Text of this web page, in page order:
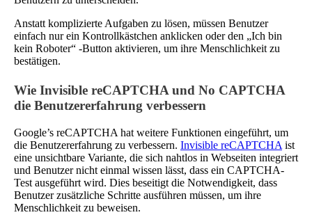
Anstatt komplizierte Aufgaben zu lösen, müssen Benutzer
einfach nur ein Kontrollkästchen anklicken oder den „Ich bin
kein Roboter“ -Button aktivieren, um ihre Menschlichkeit zu
bestätigen.
Wie Invisible reCAPTCHA und No CAPTCHA
die Benutzererfahrung verbessern
Google’s reCAPTCHA hat weitere Funktionen eingeführt, um
die Benutzererfahrung zu verbessern. Invisible reCAPTCHA ist
eine unsichtbare Variante, die sich nahtlos in Webseiten integriert
und Benutzer nicht einmal wissen lässt, dass ein CAPTCHA-
Test ausgeführt wird. Dies beseitigt die Notwendigkeit, dass
Benutzer zusätzliche Schritte ausführen müssen, um ihre
Menschlichkeit zu beweisen.